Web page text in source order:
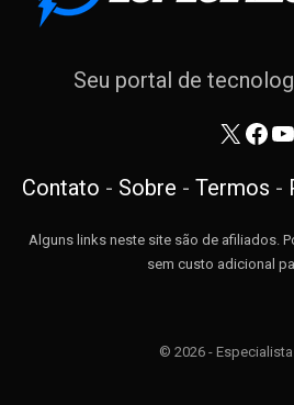
Seu portal de
X
Contato - Sobre - Termos -
Alguns links neste site são de afiliados.
sem custo adicional
© 2026 - Especialista